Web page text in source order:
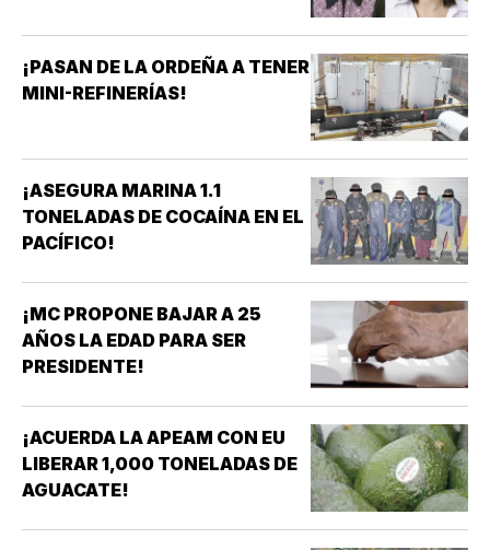
¡PASAN DE LA ORDEÑA A TENER
MINI-REFINERÍAS!
¡ASEGURA MARINA 1.1
TONELADAS DE COCAÍNA EN EL
PACÍFICO!
¡MC PROPONE BAJAR A 25
AÑOS LA EDAD PARA SER
PRESIDENTE!
¡ACUERDA LA APEAM CON EU
LIBERAR 1,000 TONELADAS DE
AGUACATE!